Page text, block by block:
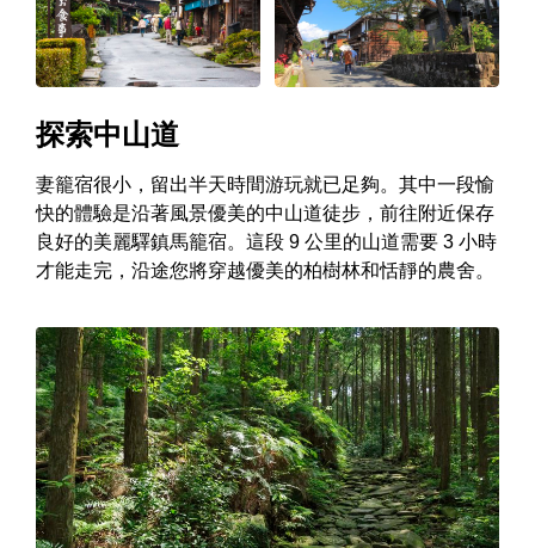
探索中山道
妻籠宿很小，留出半天時間游玩就已足夠。其中一段愉
快的體驗是沿著風景優美的中山道徒步，前往附近保存
良好的美麗驛鎮馬籠宿。這段 9 公里的山道需要 3 小時
才能走完，沿途您將穿越優美的柏樹林和恬靜的農舍。